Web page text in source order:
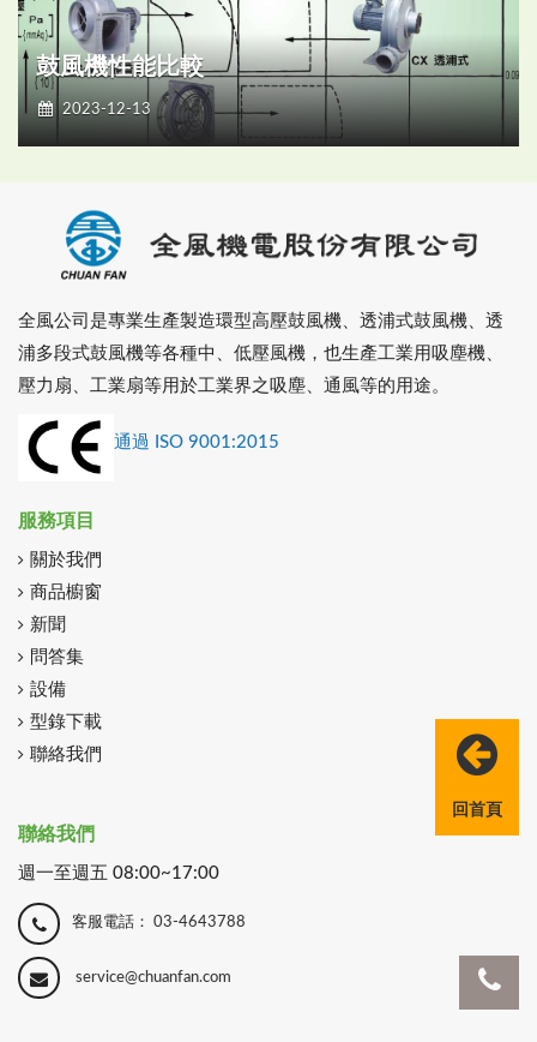
鼓風機性能比較
2023-12-13
回首頁
全風公司是專業生產製造環型高壓鼓風機、透浦式鼓風機、透
浦多段式鼓風機等各種中、低壓風機，也生產工業用吸塵機、
壓力扇、工業扇等用於工業界之吸塵、通風等的用途。
通過 ISO 9001:2015
服務項目
關於我們
商品櫥窗
新聞
問答集
設備
型錄下載
聯絡我們
聯絡我們
週一至週五 08:00~17:00
客服電話： 03-4643788
service@chuanfan.com